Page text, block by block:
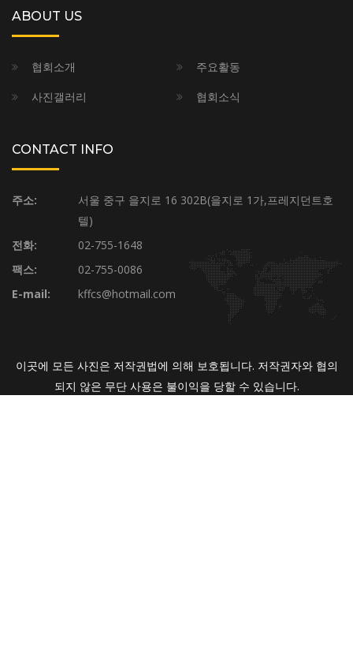
ABOUT US
협회소개
주요활동
사진갤러리
협회소식
CONTACT INFO
주소:
서울 중구 을지로 16 302B(을지로 1가,프레지던트호
텔)
전화:
02-755-1648
팩스:
02-755-0086
E-mail:
kffcs@hotmail.com
이곳에 모든 사진은 저작권법에 의해 보호됩니다. 저작권자와 협의
되지 않은 무단 사용은 불이익을 당할 수 있습니다.